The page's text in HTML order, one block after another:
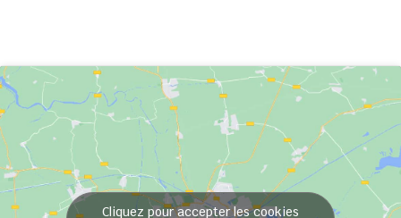
Cliquez pour accepter les cookies